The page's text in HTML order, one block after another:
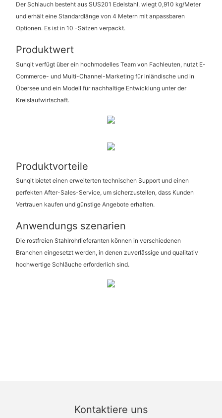
Der Schlauch besteht aus SUS201 Edelstahl, wiegt 0,910 kg/Meter
und erhält eine Standardlänge von 4 Metern mit anpassbaren
Optionen. Es ist in 10 -Sätzen verpackt.
Produktwert
Sunqit verfügt über ein hochmodelles Team von Fachleuten, nutzt E-
Commerce- und Multi-Channel-Marketing für inländische und in
Übersee und ein Modell für nachhaltige Entwicklung unter der
Kreislaufwirtschaft.
Produktvorteile
Sunqit bietet einen erweiterten technischen Support und einen
perfekten After-Sales-Service, um sicherzustellen, dass Kunden
Vertrauen kaufen und günstige Angebote erhalten.
Anwendungs szenarien
Die rostfreien Stahlrohrlieferanten können in verschiedenen
Branchen eingesetzt werden, in denen zuverlässige und qualitativ
hochwertige Schläuche erforderlich sind.
Kontaktiere uns